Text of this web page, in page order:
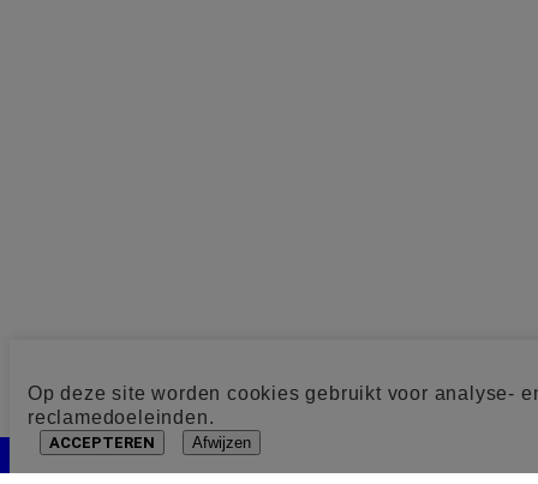
Op deze site worden cookies gebruikt voor analyse-
reclamedoeleinden.
ACCEPTEREN Afwijzen
Cookie toestemming